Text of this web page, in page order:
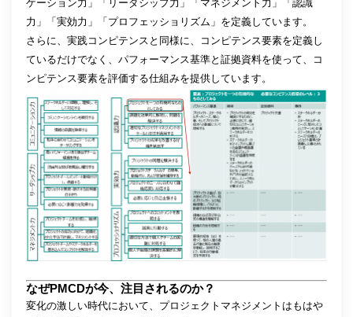
ケーション力」「リーダシップ力」「マネジメント力」「認識
力」「実効力」「プロフェッショリズム」を定義しています。
さらに、実践コンピテンスと同様に、コンピテンス要素を定義し
ているだけでなく、パフォーマンス基準と証拠資料を使って、コ
ンピテンス要素を評価する仕組みを提供しています。
なぜPMCDが今、注目されるのか？
変化の激しい時代において、プロジェクトマネジメントはもはや